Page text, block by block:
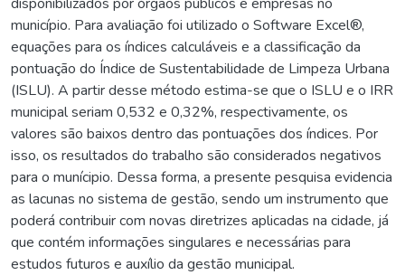
município. Para avaliação foi utilizado o Software Excel®,
equações para os índices calculáveis e a classificação da
pontuação do Índice de Sustentabilidade de Limpeza Urbana
(ISLU). A partir desse método estima-se que o ISLU e o IRR
municipal seriam 0,532 e 0,32%, respectivamente, os
valores são baixos dentro das pontuações dos índices. Por
isso, os resultados do trabalho são considerados negativos
para o munícipio. Dessa forma, a presente pesquisa evidencia
as lacunas no sistema de gestão, sendo um instrumento que
poderá contribuir com novas diretrizes aplicadas na cidade, já
que contém informações singulares e necessárias para
estudos futuros e auxílio da gestão municipal.